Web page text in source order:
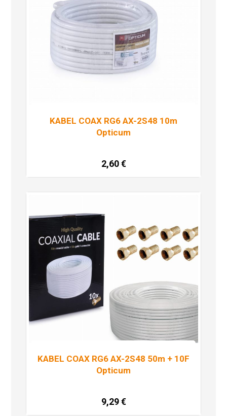
KABEL COAX RG6 AX-2S48 10m
Opticum
2,60€
Dodaj u košaricu
KABEL COAX RG6 AX-2S48 50m + 10F
Opticum
9,29€
Pročitaj više